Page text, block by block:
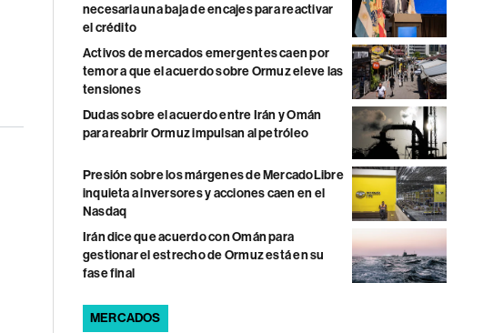
necesaria una baja de encajes para reactivar
el crédito
Activos de mercados emergentes caen por
temor a que el acuerdo sobre Ormuz eleve las
tensiones
Dudas sobre el acuerdo entre Irán y Omán
para reabrir Ormuz impulsan al petróleo
Presión sobre los márgenes de MercadoLibre
inquieta a inversores y acciones caen en el
Nasdaq
Irán dice que acuerdo con Omán para
gestionar el estrecho de Ormuz está en su
fase final
MERCADOS